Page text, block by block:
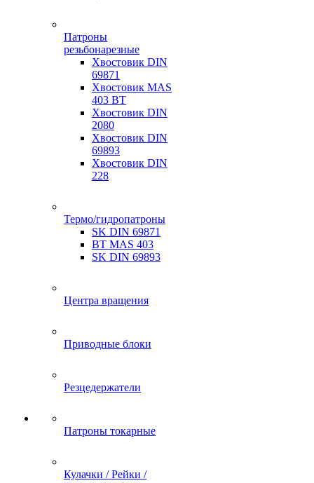
Патроны
резьбонарезные
Хвостовик DIN
69871
Хвостовик MAS
403 BT
Хвостовик DIN
2080
Хвостовик DIN
69893
Хвостовик DIN
228
Термо/гидропатроны
SK DIN 69871
BT MAS 403
SK DIN 69893
Центра вращения
Приводные блоки
Резцедержатели
Патроны токарные
Кулачки / Рейки /